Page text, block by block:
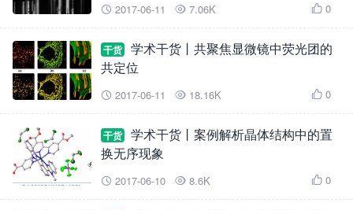
 2017-06-11  7.06K  0
干货
学术干货丨共聚焦显微镜中荧光团的
共定位
 2017-06-11  18.16K  0
干货
学术干货丨案例解析晶体结构中的置
换无序现象
 2017-06-10  8.6K  0